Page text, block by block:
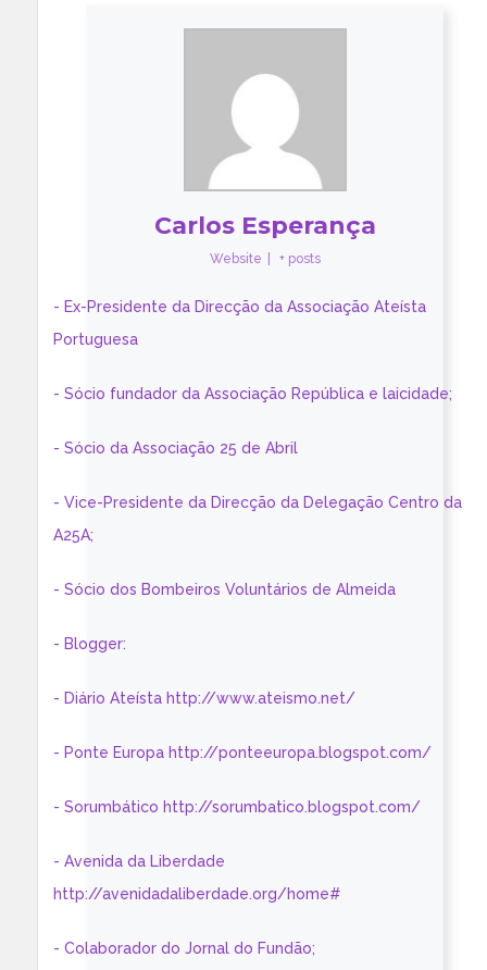
Carlos Esperança
Website + posts
- Ex-Presidente da Direcção da Associação Ateísta
Portuguesa
- Sócio fundador da Associação República e laicidade;
- Sócio da Associação 25 de Abril
- Vice-Presidente da Direcção da Delegação Centro da
A25A;
- Sócio dos Bombeiros Voluntários de Almeida
- Blogger:
- Diário Ateísta http://www.ateismo.net/
- Ponte Europa http://ponteeuropa.blogspot.com/
- Sorumbático http://sorumbatico.blogspot.com/
- Avenida da Liberdade
http://avenidadaliberdade.org/home#
- Colaborador do Jornal do Fundão;